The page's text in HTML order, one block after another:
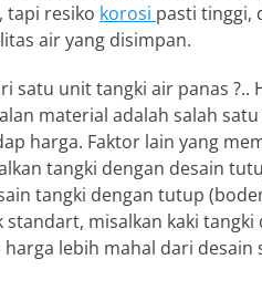
tapi resiko korosi pasti tinggi,
air yang disimpan.
satu unit tangki air panas
material adalah salah
harga. Faktor lain yang
tangki dengan desain
tangki dengan tutup
standart, misalkan kaki
lebih mahal dari